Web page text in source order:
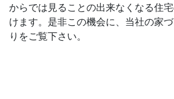
からでは見ることの出来なくなる住
けます。是非この機会に、当社の家
りをご覧下さい。